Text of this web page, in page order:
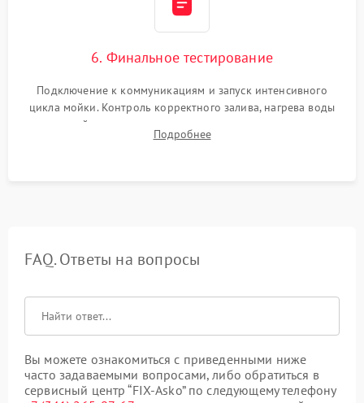
6. Финальное тестирование
Подключение к коммуникациям и запуск интенсивного
цикла мойки. Контроль корректного залива, нагрева воды
до нужной температуры, отсутствия посторонних шумов,
штатного слива и абсолютной сухости в поддоне.
Подробнее
FAQ. Ответы на вопросы
Вы можете ознакомиться с приведенными ниже
часто задаваемыми вопросами, либо обратиться в
сервисный центр “FIX-Asko” по следующему телефону